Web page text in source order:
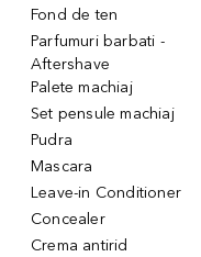
Fond de ten
Parfumuri barbati -
Aftershave
Palete machiaj
Set pensule machiaj
Pudra
Mascara
Leave-in Conditioner
Concealer
Crema antirid